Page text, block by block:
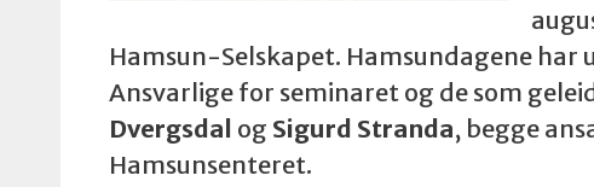
Hamsun-Selskapet. Hamsundagene har
Ansvarlige for seminaret og de som
Dvergsdal og Sigurd Stranda, begge
Hamsunsenteret.